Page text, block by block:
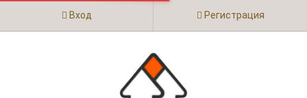
Вход Регистрация